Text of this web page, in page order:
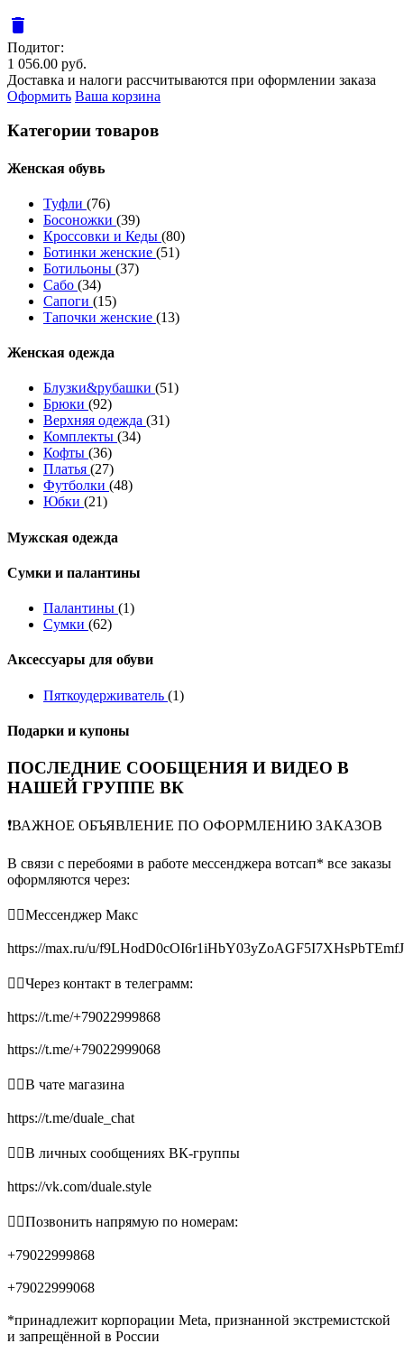
delete
Подитог:
1 056.00 руб.
Доставка и налоги рассчитываются при оформлении заказа
Оформить Ваша корзина
Категории товаров
Женcкая обувь
Туфли (76)
Босоножки (39)
Кроссовки и Кеды (80)
Ботинки женские (51)
Ботильоны (37)
Сабо (34)
Сапоги (15)
Тапочки женские (13)
Женская одежда
Блузки&рубашки (51)
Брюки (92)
Верхняя одежда (31)
Комплекты (34)
Кофты (36)
Платья (27)
Футболки (48)
Юбки (21)
Мужская одежда
Сумки и палантины
Палантины (1)
Сумки (62)
Аксессуары для обуви
Пяткоудерживатель (1)
Подарки и купоны
ПОСЛЕДНИЕ СООБЩЕНИЯ И ВИДЕО В
НАШЕЙ ГРУППЕ ВК
❗️ВАЖНОЕ ОБЪЯВЛЕНИЕ ПО ОФОРМЛЕНИЮ ЗАКАЗОВ
В связи с перебоями в работе мессенджера вотсап* все заказы
оформляются через:
👉🏻Мессенджер Макс
https://max.ru/u/
👉🏻Через контакт в телеграмм:
https://t.me/+79022999868
https://t.me/+79022999068
👉🏻В чате магазина
https://t.me/duale_chat
👉🏻В личных сообщениях ВК-группы
https://vk.com/duale.style
👉🏻Позвонить напрямую по номерам:
+79022999868
+79022999068
*принадлежит корпорации Meta, признанной экстремистской
и запрещённой в России